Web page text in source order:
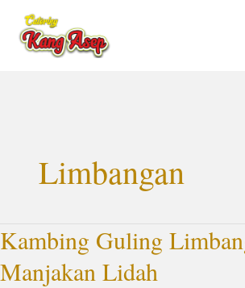
konten
Limbangan
Kambing Guling
Manjakan Lidah
Kambing
Guling
Limbangan